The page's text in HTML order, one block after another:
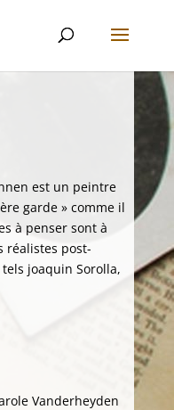
est un peintre
garde » comme il
à penser sont à
réalistes post-
joaquin Sorolla,
Vanderheyden